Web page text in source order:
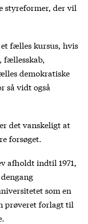
styreformer, der vil
fælles kursus, hvis
fællesskab,
demokratiske
så vidt også
det vanskeligt at
forsøget.
afholdt indtil 1971,
som en
prøveret forlagt til